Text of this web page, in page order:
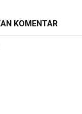
KOMENTAR